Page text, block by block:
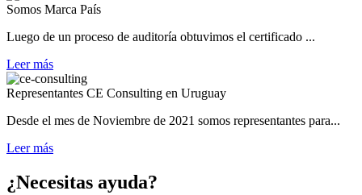
Somos Marca País
Luego de un proceso de auditoría obtuvimos el certificado ...
Leer más
Representantes CE Consulting en Uruguay
Desde el mes de Noviembre de 2021 somos representantes para...
Leer más
¿Necesitas ayuda?